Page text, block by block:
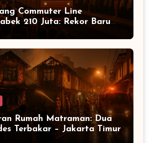
Commuter Line
210 Juta: Rekor Baru
Rumah Matraman: Dua
Terbakar – Jakarta Timur